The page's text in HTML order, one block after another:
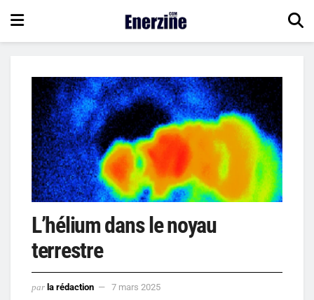
L’hélium dans le noyau
terrestre
par la rédaction 7 mars 2025